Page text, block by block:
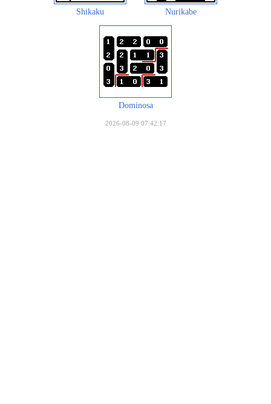
Shikaku Nurikabe
Dominosa
2026-08-09 07:42:17